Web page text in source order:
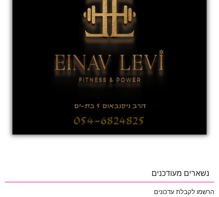
נשארים מעודכנים
הרשמו לקבלת עדכונים